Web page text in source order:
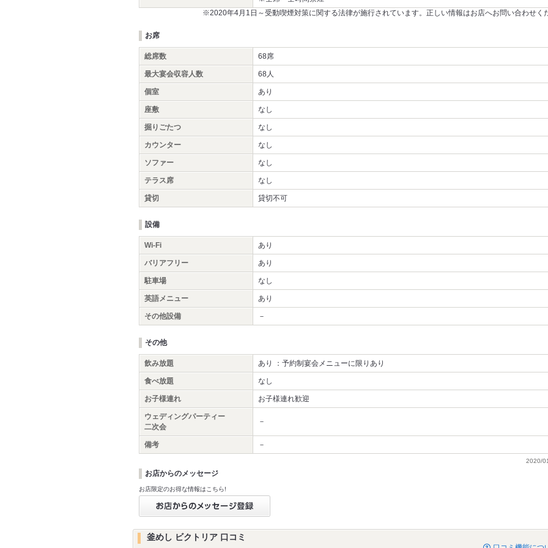
※2020年4月1日～受動喫煙対策に関する法律が施行されています。正しい情報はお店へお問い合わせく
お席
総席数 68席
最大宴会収容人数 68人
個室 あり
座敷 なし
掘りごたつ なし
カウンター なし
ソファー なし
テラス席 なし
貸切 貸切不可
設備
Wi-Fi あり
バリアフリー あり
駐車場 なし
英語メニュー あり
その他設備 －
その他
飲み放題 あり ：予約制宴会メニューに限りあり
食べ放題 なし
お子様連れ お子様連れ歓迎
ウェディングパーティー
二次会
－
備考 －
2020/
お店からのメッセージ
お店限定のお得な情報はこちら!
釜めし ビクトリア 口コミ